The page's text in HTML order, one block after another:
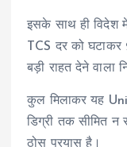
इसके साथ ही विदेश
TCS दर को घटाकर
बड़ी राहत देने वाला
कुल मिलाकर यह
डिग्री तक सीमित
ठोस प्रयास है।